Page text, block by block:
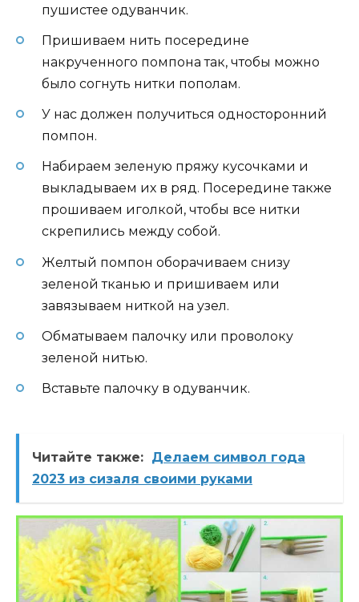
пушистее одуванчик.
Пришиваем нить посередине
накрученного помпона так, чтобы можно
было согнуть нитки пополам.
У нас должен получиться односторонний
помпон.
Набираем зеленую пряжу кусочками и
выкладываем их в ряд. Посередине также
прошиваем иголкой, чтобы все нитки
скрепились между собой.
Желтый помпон оборачиваем снизу
зеленой тканью и пришиваем или
завязываем ниткой на узел.
Обматываем палочку или проволоку
зеленой нитью.
Вставьте палочку в одуванчик.
Читайте также: Делаем символ года
2023 из сизаля своими руками